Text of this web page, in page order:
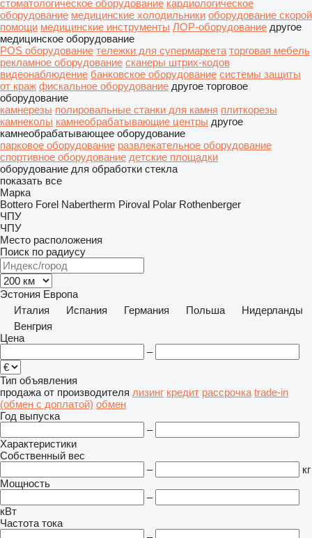
стоматологическое оборудование кардиологическое
оборудование медицинские холодильники оборудование скорой
помощи медицинские инструменты ЛОР-оборудование другое
медицинское оборудование
POS оборудование тележки для супермаркета торговая мебель
рекламное оборудование сканеры штрих-кодов
видеонаблюдение банковское оборудование системы защиты
от краж фискальное оборудование другое торговое
оборудование
камнерезы полировальные станки для камня плиткорезы
камнеколы камнеобрабатывающие центры другое
камнеобрабатывающее оборудование
парковое оборудование развлекательное оборудование
спортивное оборудование детские площадки
оборудование для обработки стекла
показать все
Марка
Bottero Forel Nabertherm Piroval Polar Rothenberger
ЧПУ
ЧПУ
Место расположения
Поиск по радиусу
Эстония Европа
Италия
Испания Германия Польша
Нидерланды
Венгрия
Цена
–
Тип объявления
продажа от производителя лизинг кредит рассрочка trade-in
(обмен с доплатой) обмен
Год выпуска
–
Характеристики
Собственный вес
–
кг
Мощность
–
кВт
Частота тока